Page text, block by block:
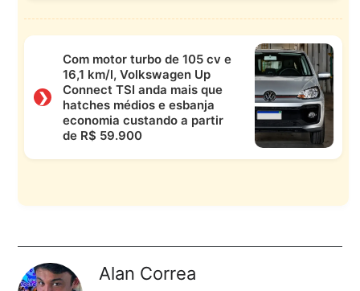
❯
Com motor turbo de 105 cv e
16,1 km/l, Volkswagen Up
Connect TSI anda mais que
hatches médios e esbanja
economia custando a partir
de R$ 59.900
Alan Correa